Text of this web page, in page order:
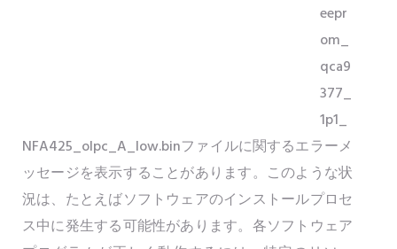
eepr
om_
qca9
377_
1p1_
NFA425_olpc_A_low.binファイルに関するエラーメ
ッセージを表示することがあります。このような状
況は、たとえばソフトウェアのインストールプロセ
ス中に発生する可能性があります。各ソフトウェア